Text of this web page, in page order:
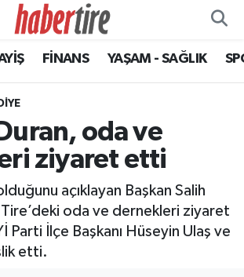
FİNANS YAŞAM - SAĞLIK
oda ve
ziyaret etti
açıklayan Başkan Salih
oda ve dernekleri ziyaret
Parti İlçe Başkanı Hüseyin Ulaş ve
etti.
Eczaneler
Haritası
Haberleri